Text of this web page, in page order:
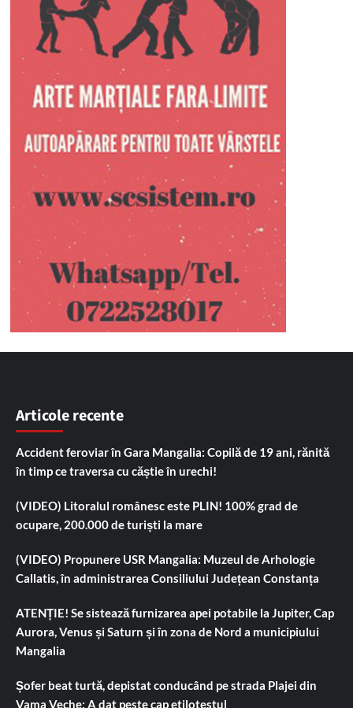
Articole recente
Accident feroviar în Gara Mangalia: Copilă de 19 ani, rănită
în timp ce traversa cu căștie în urechi!
(VIDEO) Litoralul românesc este PLIN! 100% grad de
ocupare, 200.000 de turiști la mare
(VIDEO) Propunere USR Mangalia: Muzeul de Arhologie
Callatis, în administrarea Consiliului Județean Constanța
ATENȚIE! Se sistează furnizarea apei potabile la Jupiter, Cap
Aurora, Venus și Saturn și în zona de Nord a municipiului
Mangalia
Șofer beat turtă, depistat conducând pe strada Plajei din
Vama Veche: A dat peste cap etilotestul